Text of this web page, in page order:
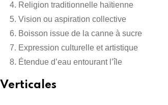
Religion traditionnelle haïtienne
Vision ou aspiration collective
Boisson issue de la canne à sucre
Expression culturelle et artistique
Étendue d’eau entourant l’île
Verticales